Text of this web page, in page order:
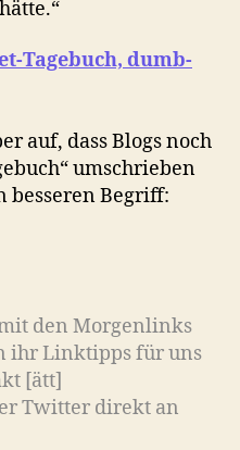
Tagebuch, dumb-
auf, dass Blogs noch
umschrieben
Begriff:
den Morgenlinks
ihr Linktipps für uns
[ätt]
Twitter direkt an